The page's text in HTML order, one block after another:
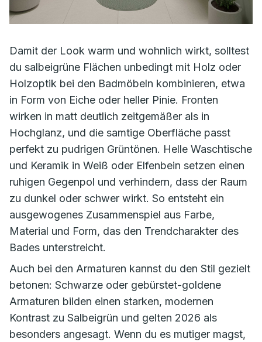
Damit der Look warm und wohnlich wirkt, solltest
du salbeigrüne Flächen unbedingt mit Holz oder
Holzoptik bei den Badmöbeln kombinieren, etwa
in Form von Eiche oder heller Pinie. Fronten
wirken in matt deutlich zeitgemäßer als in
Hochglanz, und die samtige Oberfläche passt
perfekt zu pudrigen Grüntönen. Helle Waschtische
und Keramik in Weiß oder Elfenbein setzen einen
ruhigen Gegenpol und verhindern, dass der Raum
zu dunkel oder schwer wirkt. So entsteht ein
ausgewogenes Zusammenspiel aus Farbe,
Material und Form, das den Trendcharakter des
Bades unterstreicht.
Auch bei den Armaturen kannst du den Stil gezielt
betonen: Schwarze oder gebürstet-goldene
Armaturen bilden einen starken, modernen
Kontrast zu Salbeigrün und gelten 2026 als
besonders angesagt. Wenn du es mutiger magst,